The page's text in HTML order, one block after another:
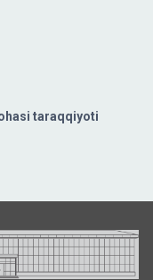
taraqqiyoti